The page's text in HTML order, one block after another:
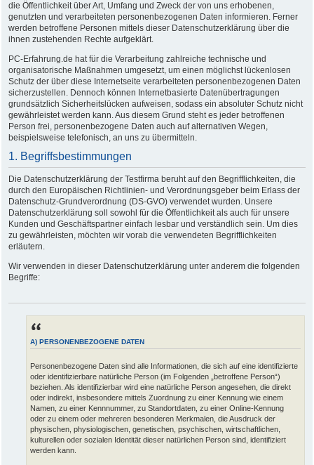
die Öffentlichkeit über Art, Umfang und Zweck der von uns erhobenen,
genutzten und verarbeiteten personenbezogenen Daten informieren. Ferner
werden betroffene Personen mittels dieser Datenschutzerklärung über die
ihnen zustehenden Rechte aufgeklärt.
PC-Erfahrung.de hat für die Verarbeitung zahlreiche technische und
organisatorische Maßnahmen umgesetzt, um einen möglichst lückenlosen
Schutz der über diese Internetseite verarbeiteten personenbezogenen Daten
sicherzustellen. Dennoch können Internetbasierte Datenübertragungen
grundsätzlich Sicherheitslücken aufweisen, sodass ein absoluter Schutz nicht
gewährleistet werden kann. Aus diesem Grund steht es jeder betroffenen
Person frei, personenbezogene Daten auch auf alternativen Wegen,
beispielsweise telefonisch, an uns zu übermitteln.
1. Begriffsbestimmungen
Die Datenschutzerklärung der Testfirma beruht auf den Begrifflichkeiten, die
durch den Europäischen Richtlinien- und Verordnungsgeber beim Erlass der
Datenschutz-Grundverordnung (DS-GVO) verwendet wurden. Unsere
Datenschutzerklärung soll sowohl für die Öffentlichkeit als auch für unsere
Kunden und Geschäftspartner einfach lesbar und verständlich sein. Um dies
zu gewährleisten, möchten wir vorab die verwendeten Begrifflichkeiten
erläutern.
Wir verwenden in dieser Datenschutzerklärung unter anderem die folgenden
Begriffe:
A) PERSONENBEZOGENE DATEN
Personenbezogene Daten sind alle Informationen, die sich auf eine identifizierte
oder identifizierbare natürliche Person (im Folgenden „betroffene Person“)
beziehen. Als identifizierbar wird eine natürliche Person angesehen, die direkt
oder indirekt, insbesondere mittels Zuordnung zu einer Kennung wie einem
Namen, zu einer Kennnummer, zu Standortdaten, zu einer Online-Kennung
oder zu einem oder mehreren besonderen Merkmalen, die Ausdruck der
physischen, physiologischen, genetischen, psychischen, wirtschaftlichen,
kulturellen oder sozialen Identität dieser natürlichen Person sind, identifiziert
werden kann.